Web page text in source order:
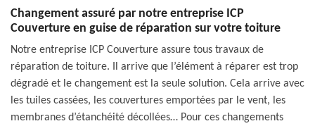
Changement assuré par notre entreprise ICP
Couverture en guise de réparation sur votre toiture
Notre entreprise ICP Couverture assure tous travaux de
réparation de toiture. Il arrive que l’élément à réparer est trop
dégradé et le changement est la seule solution. Cela arrive avec
les tuiles cassées, les couvertures emportées par le vent, les
membranes d’étanchéité décollées… Pour ces changements